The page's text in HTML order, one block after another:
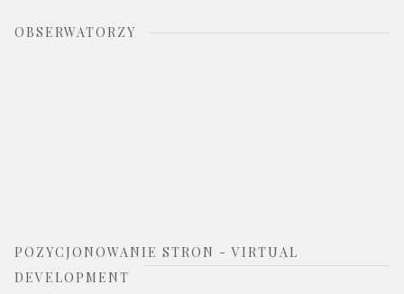
OBSERWATORZY
POZYCJONOWANIE STRON - VIRTUAL
DEVELOPMENT